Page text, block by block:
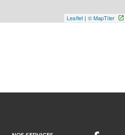
Leaflet | © MapTiler